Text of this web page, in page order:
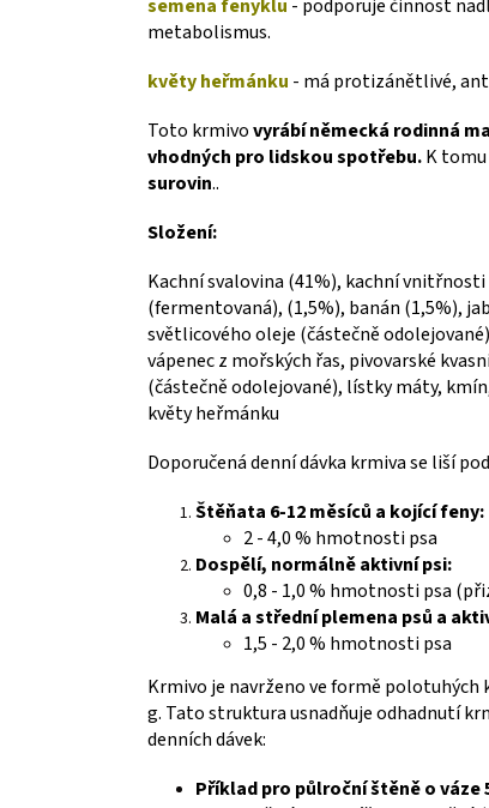
semena fenyklu - podporuje činnost
metabolismus.
květy heřmánku - má protizánětlivé,
Toto krmivovyrábí německá rodinná
vhodných pro lidskou spotřebu.K
surovin..
Složení:
Kachní svalovina (41%), kachní
(fermentovaná), (1,5%), banán (1,5%),
světlicového oleje (částečně
vápenec z mořských řas, pivovarské
(částečně odolejované), lístky máty,
květy heřmánku
Doporučená denní dávka krmiva se liší
Štěňata 6-12 měsíců a kojící feny:
2 - 4,0 % hmotnosti psa
Dospělí, normálně aktivní psi:
0,8 - 1,0 % hmotnosti psa
Malá a střední plemena psů a
1,5 - 2,0 % hmotnosti psa
Krmivo je navrženo ve formě polotuhých
g. Tato struktura usnadňuje odhadnutí
denních dávek:
Příklad pro půlroční štěně o váze